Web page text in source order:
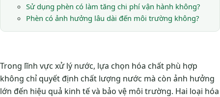
Sử dụng phèn có làm tăng chi phí vận hành không?
Phèn có ảnh hưởng lâu dài đến môi trường không?
Trong lĩnh vực xử lý nước, lựa chọn hóa chất phù hợp
không chỉ quyết định chất lượng nước mà còn ảnh hưởng
lớn đến hiệu quả kinh tế và bảo vệ môi trường. Hai loại hóa